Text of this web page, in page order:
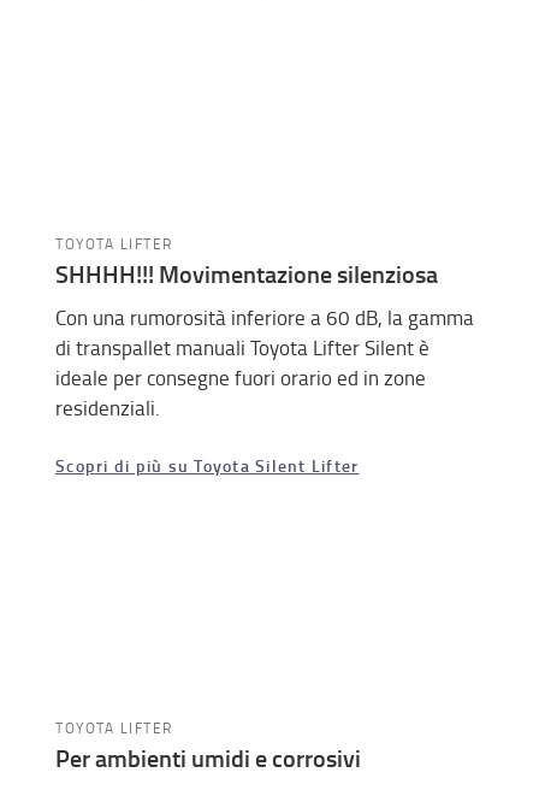
TOYOTA LIFTER
SHHHH!!! Movimentazione silenziosa
Con una rumorosità inferiore a 60 dB, la gamma
di transpallet manuali Toyota Lifter Silent è
ideale per consegne fuori orario ed in zone
residenziali.
Scopri di più su Toyota Silent Lifter
TOYOTA LIFTER
Per ambienti umidi e corrosivi